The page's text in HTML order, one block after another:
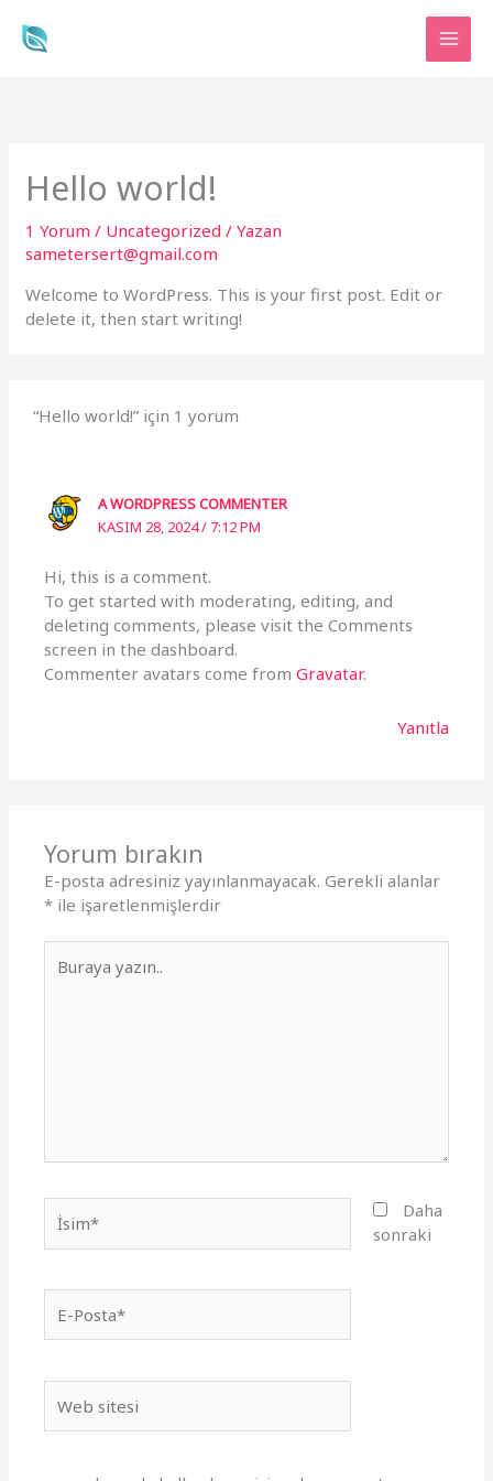
atla
Hello world!
1 Yorum / Uncategorized / Yazan
sametersert@gmail.com
Welcome to WordPress. This is your first post. Edit or
delete it, then start writing!
“Hello world!” için 1 yorum
A WORDPRESS COMMENTER
KASIM 28, 2024 / 7:12 PM
Hi, this is a comment.
To get started with moderating, editing, and
deleting comments, please visit the Comments
screen in the dashboard.
Commenter avatars come fromGravatar.
Yanıtla
Yorum bırakın
E-posta adresiniz yayınlanmayacak. Gerekli alanlar
* ile işaretlenmişlerdir
yazın..
İsim*
Posta*
sitesi
Daha
sonraki